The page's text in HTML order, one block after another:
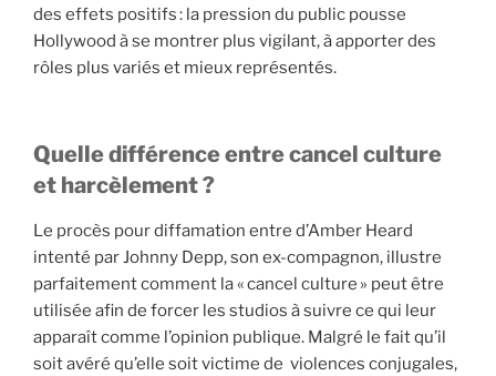
des effets positifs : la pression du public pousse
Hollywood à se montrer plus vigilant, à apporter des
rôles plus variés et mieux représentés.
Quelle différence entre cancel culture
et harcèlement ?
Le procès pour diffamation entre d’Amber Heard
intenté par Johnny Depp, son ex-compagnon, illustre
parfaitement comment la « cancel culture » peut être
utilisée afin de forcer les studios à suivre ce qui leur
apparaît comme l’opinion publique. Malgré le fait qu’il
soit avéré qu’elle soit victime de violences conjugales,